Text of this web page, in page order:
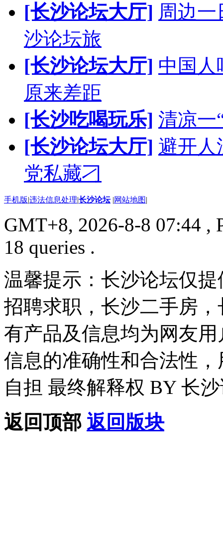
[长沙论坛大厅] 周边
沙论坛旅
[长沙论坛大厅] 中国人
原来差距
[长沙吃喝玩乐] 清凉一
[长沙论坛大厅] 避开人
党私藏刁
手机版|违法信息处理|长沙论坛 |网站地图|
GMT+8, 2026-8-8 07:44 ,
18 queries .
温馨提示：长沙论坛仅
招聘求职，长沙二手房
有产品及信息均为网友
信息的准确性和合法性
自担 最终解释权 BY 长
返回顶部 返回版块